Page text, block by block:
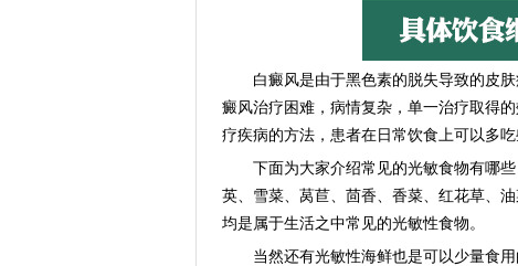
白癜风是由于黑色素的脱失导致的皮肤
癜风治疗困难，病情复杂，单一治疗取得
疗疾病的方法，患者在日常饮食上可以多
下面为大家介绍常见的光敏食物有哪些
英、雪菜、莴苣、茴香、香菜、红花草、
均是属于生活之中常见的光敏性食物。
当然还有光敏性海鲜也是可以少量食用